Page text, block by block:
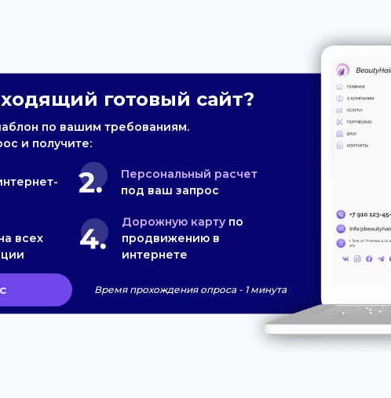
готовый сайт?
по вашим требованиям.
и получите:
Персональный расчет
под ваш запрос
всех
Дорожную карту по
продвижению в
интернете
Время прохождения опроса - 1 минута